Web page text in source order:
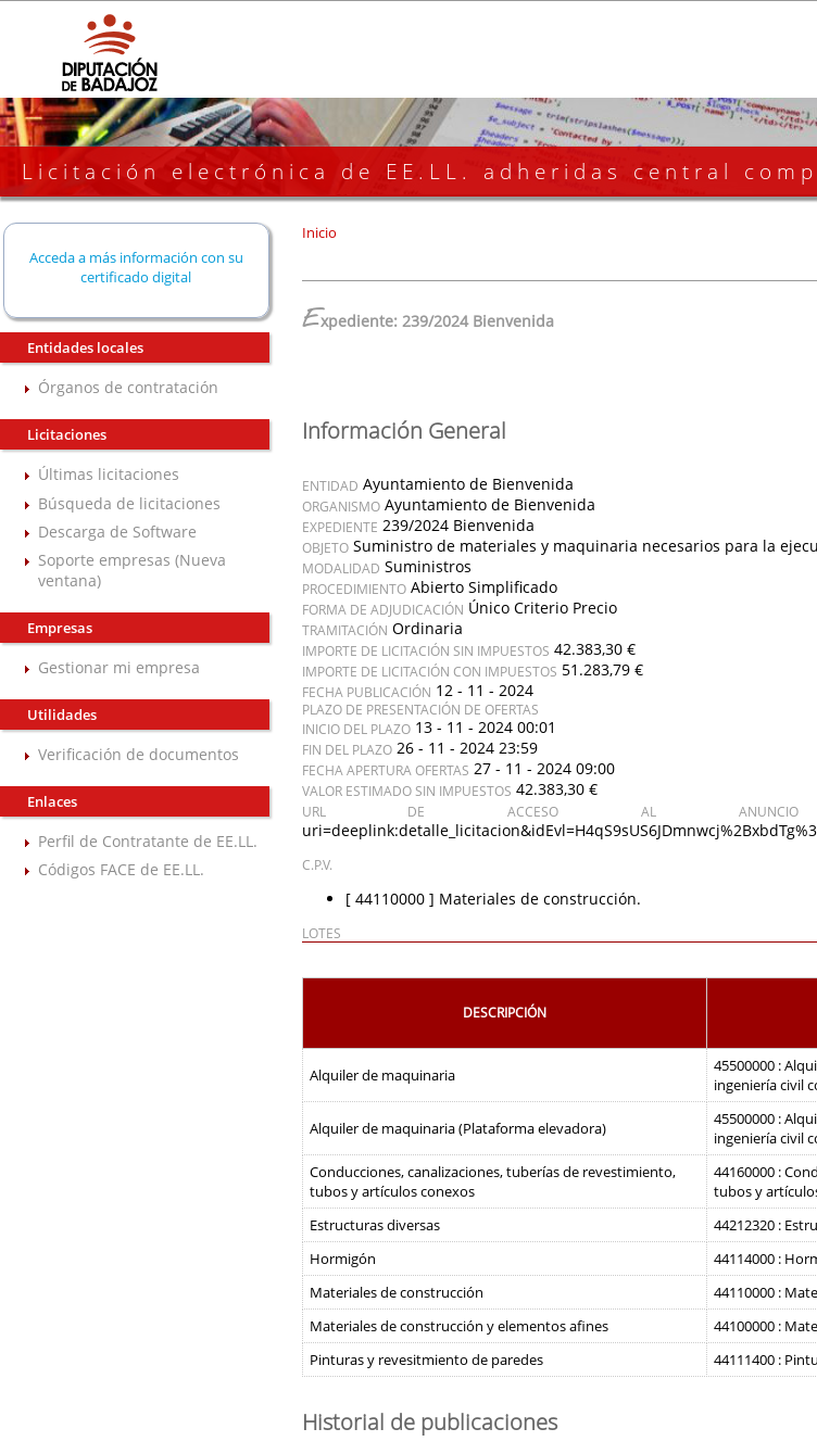
Licitación electrónica de EE.LL. adheridas central
Acceda a más información con su
certificado digital
Entidades locales
Órganos de contratación
Licitaciones
Últimas licitaciones
Búsqueda de licitaciones
Descarga de Software
Soporte empresas (Nueva
ventana)
Empresas
Gestionar mi empresa
Utilidades
Verificación de documentos
Enlaces
Perfil de Contratante de EE.LL.
Códigos FACE de EE.LL.
Inicio
Expediente: 239/2024 Bienvenida
Información General
ENTIDAD Ayuntamiento de Bienvenida
ORGANISMO Ayuntamiento de Bienvenida
EXPEDIENTE 239/2024 Bienvenida
OBJETO Suministro de materiales y maquinaria necesarios para la
MODALIDAD Suministros
PROCEDIMIENTO Abierto Simplificado
FORMA DE ADJUDICACIÓN Único Criterio Precio
TRAMITACIÓN Ordinaria
IMPORTE DE LICITACIÓN SIN IMPUESTOS 42.383,30 €
IMPORTE DE LICITACIÓN CON IMPUESTOS 51.283,79 €
FECHA PUBLICACIÓN 12 - 11 - 2024
PLAZO DE PRESENTACIÓN DE OFERTAS
INICIO DEL PLAZO 13 - 11 - 2024 00:01
FIN DEL PLAZO 26 - 11 - 2024 23:59
FECHA APERTURA OFERTAS 27 - 11 - 2024 09:00
VALOR ESTIMADO SIN IMPUESTOS 42.383,30 €
URL DE ACCESO AL
C.P.V.
[ 44110000 ] Materiales de construcción.
LOTES
DESCRIPCIÓN
Alquiler de maquinaria
45500000 :
ingeniería civil
Alquiler de maquinaria (Plataforma elevadora)
45500000 :
ingeniería civil
Conducciones, canalizaciones, tuberías de revestimiento,
tubos y artículos conexos
44160000 :
tubos y
Estructuras diversas 44212320 :
Hormigón
44114000 :
Materiales de construcción
44110000 :
Materiales de construcción y elementos afines
44100000 :
Pinturas y revesitmiento de paredes
44111400 :
Historial de publicaciones